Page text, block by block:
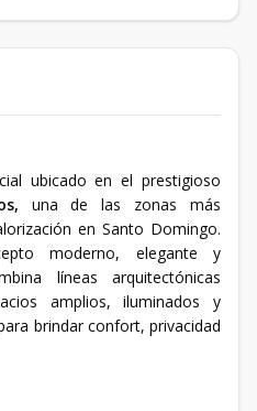
ubicado en el prestigioso
una de las zonas más
en Santo Domingo.
moderno, elegante y
líneas arquitectónicas
amplios, iluminados y
brindar confort, privacidad